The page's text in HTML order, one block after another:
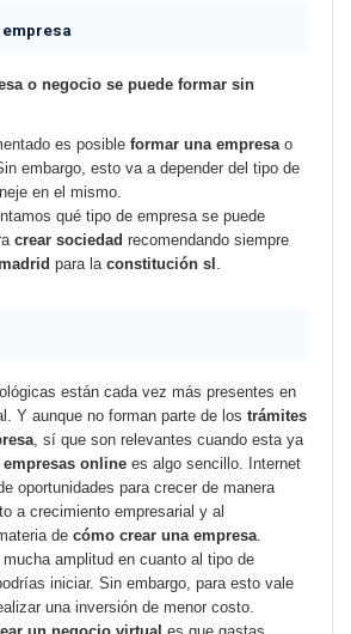
empresa
o negocio se puede formar sin
es posible formar una empresa o
embargo, esto va a depender del tipo de
en el mismo.
qué tipo de empresa se puede
crear sociedad recomendando siempre
para la constitución sl
están cada vez más presentes en
Y aunque no forman parte de los trámites
, sí que son relevantes cuando esta ya
empresas online es algo sencillo. Internet
oportunidades para crecer de manera
a crecimiento empresarial y al
de cómo crear una empresa
amplitud en cuanto al tipo de
iniciar. Sin embargo, para esto vale
una inversión de menor costo.
un negocio virtual es que gastas